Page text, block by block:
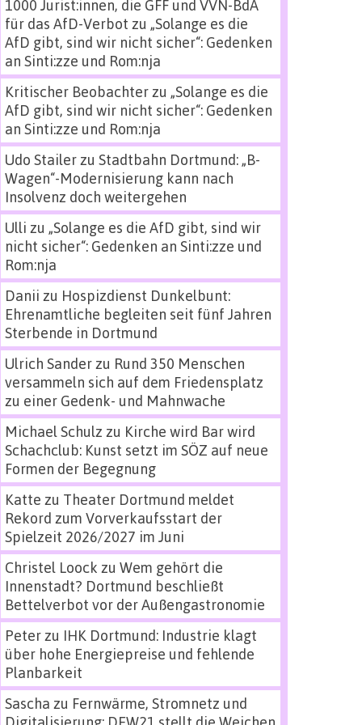
1000 Jurist:innen, die GFF und VVN-BdA
für das AfD-Verbot zu „Solange es die
AfD gibt, sind wir nicht sicher“: Gedenken
an Sinti:zze und Rom:nja
Kritischer Beobachterzu „Solange es die
AfD gibt, sind wir nicht sicher“: Gedenken
an Sinti:zze und Rom:nja
Udo Stailerzu Stadtbahn Dortmund: „B-
Wagen“-Modernisierung kann nach
Insolvenz doch weitergehen
Ulli zu „Solange es die AfD gibt, sind wir
nicht sicher“: Gedenken an Sinti:zze und
Rom:nja
Danii zu Hospizdienst Dunkelbunt:
Ehrenamtliche begleiten seit fünf Jahren
Sterbende in Dortmund
Ulrich Sanderzu Rund 350 Menschen
versammeln sich auf dem Friedensplatz
zu einer Gedenk- und Mahnwache
Michael Schulz zu Kirche wird Bar wird
Schachclub: Kunst setzt im SÖZ auf neue
Formen der Begegnung
Katte zu Theater Dortmund meldet
Rekord zum Vorverkaufsstart der
Spielzeit 2026/2027 im Juni
Christel Loock zu Wem gehört die
Innenstadt? Dortmund beschließt
Bettelverbot vor der Außengastronomie
Peterzu IHK Dortmund: Industrie klagt
über hohe Energiepreise und fehlende
Planbarkeit
Sascha zu Fernwärme, Stromnetz und